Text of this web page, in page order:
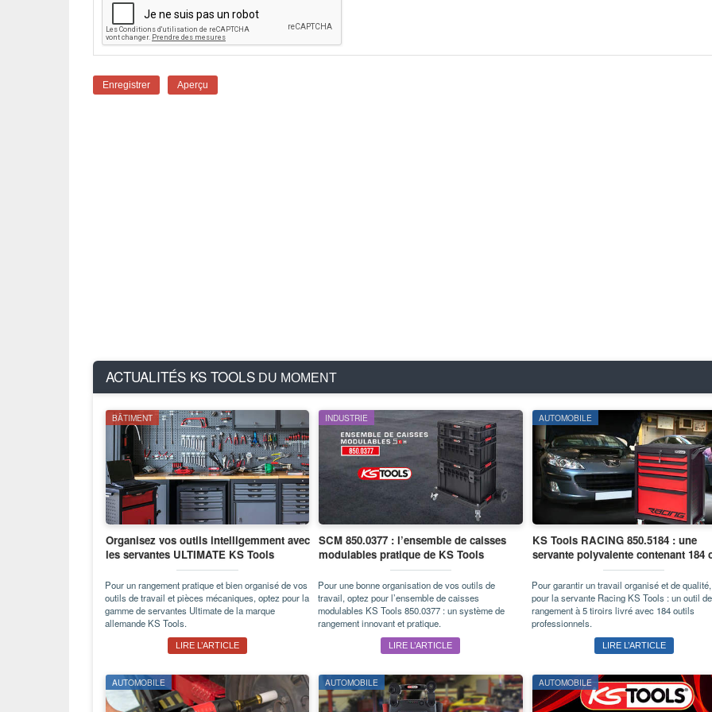
ACTUALITÉS KS TOOLS DU MOMENT
BÂTIMENT
Organisez vos outils intelligemment avec
les servantes ULTIMATE KS Tools
Pour un rangement pratique et bien organisé de vos
outils de travail et pièces mécaniques, optez pour la
gamme de servantes Ultimate de la marque
allemande KS Tools.
LIRE L’ARTICLE
INDUSTRIE
SCM 850.0377 : l’ensemble de caisses
modulables pratique de KS Tools
Pour une bonne organisation de vos outils de
travail, optez pour l’ensemble de caisses
modulables KS Tools 850.0377 : un système de
rangement innovant et pratique.
LIRE L’ARTICLE
AUTOMOBILE
KS Tools RACING 850.5184 : une
servante polyvalente contenant 184
Pour garantir un travail organisé et de
pour la servante Racing KS Tools : un outil de
rangement à 5 tiroirs livré avec 184 outils
professionnels.
LIRE L’ARTICLE
AUTOMOBILE AUTOMOBILE AUTOMOBILE